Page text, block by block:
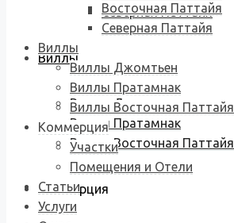
Северная Паттайя
Виллы
Виллы Джомтьен
Виллы Пратамнак
Виллы Восточная Паттайя
Коммерция
Восточная Паттайя
Северная Паттайя
Виллы
Виллы Джомтьен
Виллы Пратамнак
Виллы Восточная Паттайя
Коммерция
Участки
Помещения и Отели
Статьи
Услуги